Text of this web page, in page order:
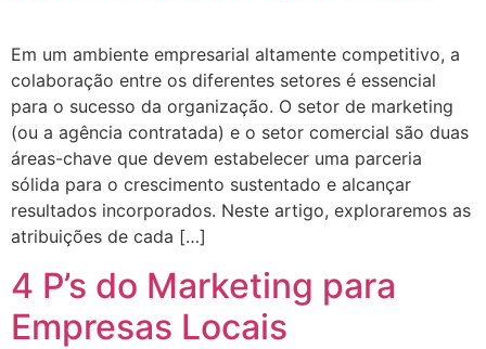
Em um ambiente empresarial altamente competitivo, a
colaboração entre os diferentes setores é essencial
para o sucesso da organização. O setor de marketing
(ou a agência contratada) e o setor comercial são duas
áreas-chave que devem estabelecer uma parceria
sólida para o crescimento sustentado e alcançar
resultados incorporados. Neste artigo, exploraremos as
atribuições de cada […]
4 P’s do Marketing para
Empresas Locais